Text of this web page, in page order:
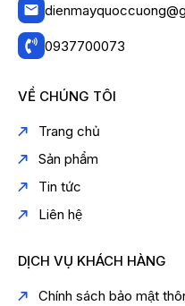
0937700073
VỀ CHÚNG TÔI
Trang chủ
Sản phẩm
Tin tức
Liên hệ
DỊCH VỤ KHÁCH HÀNG
Chính sách bảo mật